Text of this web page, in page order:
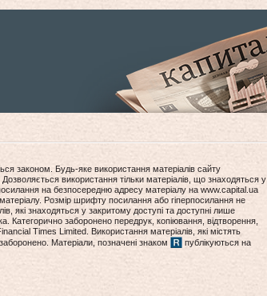
законом. Будь-яке використання матеріалів сайту
. Дозволяється використання тільки матеріалів, що знаходяться у
на безпосередню адресу матеріалу на www.capital.ua
Розмір шрифту посилання або гіперпосилання не
які знаходяться у закритому доступі та доступні лише
заборонено передрук, копіювання, відтворення,
Times Limited. Використання матеріалів, які містять
Матеріали, позначені знаком
публікуються на